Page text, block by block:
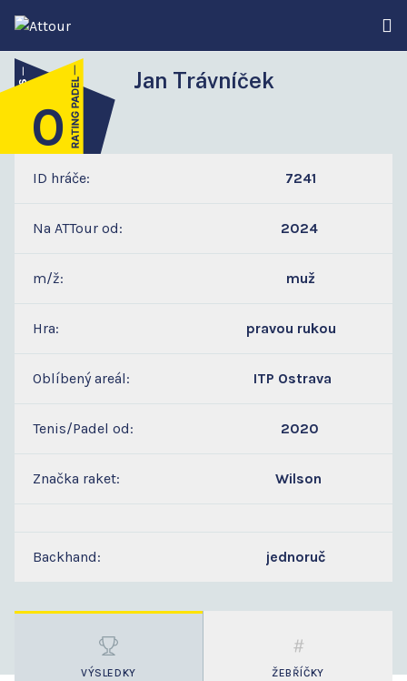
Jan Trávníček
2
0
ID hráče: 7241
Na ATTour od: 2024
m/ž: muž
Hra: pravou rukou
Oblíbený areál: ITP Ostrava
Tenis/Padel od: 2020
Značka raket: Wilson
Backhand: jednoruč
VÝSLEDKY ŽEBŘÍČKY